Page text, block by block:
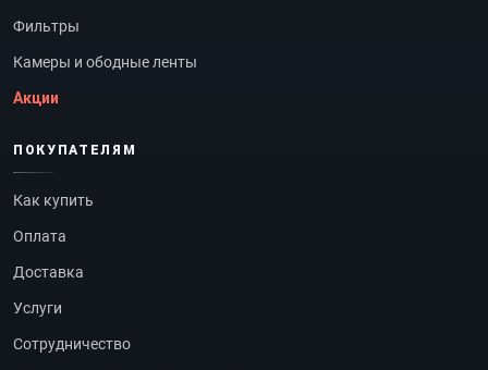
Фильтры
Камеры и ободные ленты
Акции
ПОКУПАТЕЛЯМ
Как купить
Оплата
Доставка
Услуги
Сотрудничество